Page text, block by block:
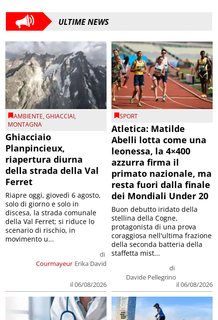
ULTIME NEWS
AMBIENTE,GHIACCIAI,
MONTAGNA
Ghiacciaio
Planpincieux,
riapertura diurna
della strada della Val
Ferret
Courmayeur
di
Erika David
il 06/08/2026
Riapre oggi, giovedì 6 agosto,
solo di giorno e solo in
discesa, la strada comunale
della Val Ferret; si riduce lo
scenario di rischio, in
movimento u...
SPORT
Atletica: Matilde
Abelli lotta come una
leonessa, la 4×400
azzurra firma il
primato nazionale, ma
resta fuori dalla finale
dei Mondiali Under 20
di
Davide Pellegrino
il 06/08/2026
Buon debutto iridato della
stellina della Cogne,
protagonista di una prova
coraggiosa nell'ultima frazione
della seconda batteria della
staffetta mist...